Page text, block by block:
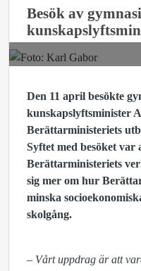
Besök av
Den 11 april besökte
kunskapslyftsminister
Berättarministeriets
Syftet med besöket var
Berättarministeriets
sig mer om hur
minska
skolgång.
– Vårt uppdrag är att